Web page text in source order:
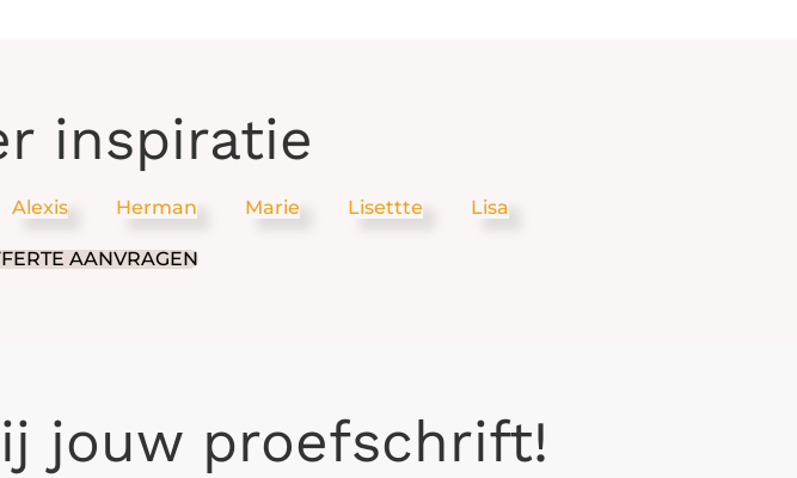
inspiratie
Alexis Herman Marie Lisettte Lisa
AANVRAGEN
jouw proefschrift!